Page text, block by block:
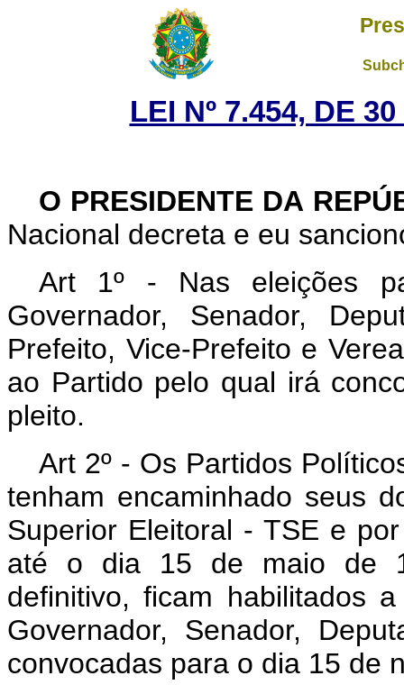
LEI Nº 7.454, DE
O PRESIDENTE DA
Nacional decreta e eu
Art 1º - Nas eleições
Governador, Senador,
Prefeito, Vice-Prefeito e
ao Partido pelo qual irá
pleito.
Art 2º - Os Partidos
tenham encaminhado seus
Superior Eleitoral - TSE e
até o dia 15 de maio de
definitivo, ficam habilitados
Governador, Senador,
convocadas para o dia 15 de